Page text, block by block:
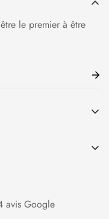
le premier à être
avis Google